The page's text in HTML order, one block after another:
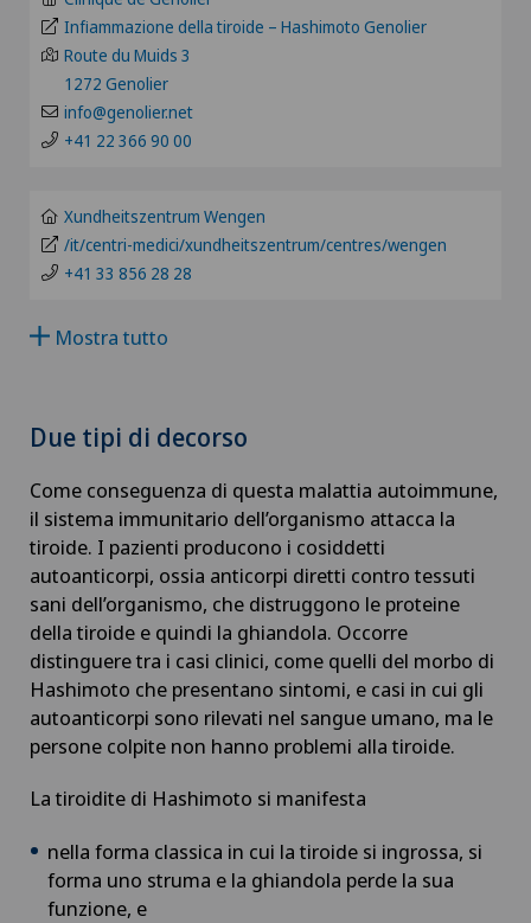
Andatura di Lyra
Andrologia
Angiologia
Artrosi del ginocchio
Artrosi dell'articolazione della spalla
Artrosi della caviglia
Artrosi dell’anca
Aumento di volume della tiroide – Struma
Babymoon presso Swiss Medical Network
Calcificazione della spalla
Cancro alla prostata (carcinoma prostatico)
GE
TI
GR
VS
JU
VD
Infiammazione della tiroide – Hashimoto Genolier
Route du Muids 3
1272 Genolier
info@genolier.net
+41 22 366 90 00
Xundheitszentrum Wengen
/it/centri-medici/xundheitszentrum/centres/wengen
+41 33 856 28 28
Mostra tutto
Due tipi di decorso
Come conseguenza di questa malattia autoimmune,
il sistema immunitario dell’organismo attacca la
tiroide. I pazienti producono i cosiddetti
autoanticorpi, ossia anticorpi diretti contro tessuti
sani dell’organismo, che distruggono le proteine
della tiroide e quindi la ghiandola. Occorre
distinguere tra i casi clinici, come quelli del morbo di
Hashimoto che presentano sintomi, e casi in cui gli
autoanticorpi sono rilevati nel sangue umano, ma le
persone colpite non hanno problemi alla tiroide.
La tiroidite di Hashimoto si manifesta
nella forma classica in cui la tiroide si ingrossa, si
forma uno struma e la ghiandola perde la sua
funzione, e